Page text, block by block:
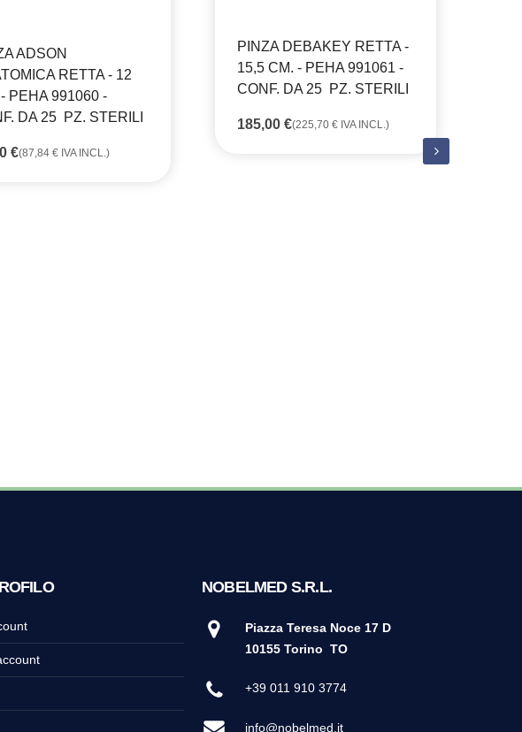
ADSON
RETTA - 12
PEHA 991060 -
DA 25 PZ. STERILI
€(87,84 € IVA INCL.)
PINZA DEBAKEY RETTA -
15,5 CM. - PEHA 991061 -
CONF. DA 25 PZ. STERILI
185,00 €(225,70 € IVA INCL.)
NOBELMED S.R.L.
Piazza Teresa Noce 17 D
10155 Torino TO
+39 011 910 3774
info@nobelmed.it